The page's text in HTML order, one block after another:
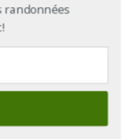
randonnées